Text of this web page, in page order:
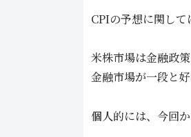
CPIの予想に関して
米株市場は金融政
金融市場が一段と
個人的には、今回